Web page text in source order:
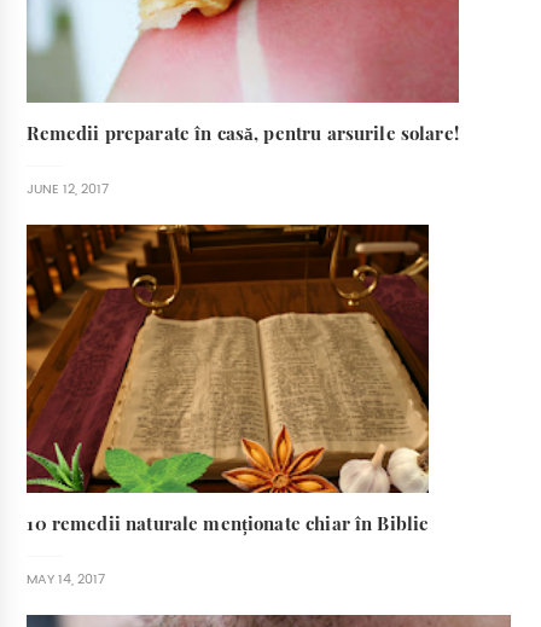
Remedii preparate în casă, pentru arsurile solare!
JUNE 12, 2017
10 remedii naturale menționate chiar în Biblie
MAY 14, 2017